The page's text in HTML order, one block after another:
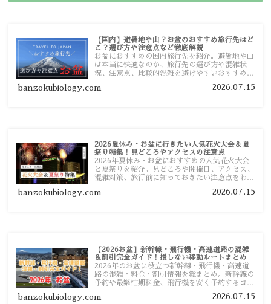
【国内】避暑地や山？お盆のおすすめ旅行先はど
こ？選び方や注意点など徹底解説
お盆におすすめの国内旅行先を紹介。避暑地や山
は本当に快適なのか、旅行先の選び方や混雑状
況、注意点、比較的混雑を避けやすいおすすめス
す。
banzokubiology.com 2026.07.15
2026夏休み・お盆に行きたい人気花火大会＆夏
祭り特集！見どころやアクセスの注意点
2026年夏休み・お盆におすすめの人気花火大会
と夏祭りを紹介。見どころや開催日、アクセス、
混雑対策、旅行前に知っておきたい注意点をわか
banzokubiology.com 2026.07.15
【2026お盆】新幹線・飛行機・高速道路の混雑
＆割引完全ガイド！損しない移動ルートまとめ
2026年のお盆に役立つ新幹線・飛行機・高速道
路の混雑・料金・割引情報を総まとめ。新幹線の
予約や最繁忙期料金、飛行機を安く予約するコ
い移動方法を分かりやすく解説します。
banzokubiology.com 2026.07.15